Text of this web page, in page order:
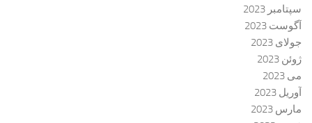
سپتامبر 2023
آگوست 2023
جولای 2023
ژوئن 2023
می 2023
آوریل 2023
مارس 2023